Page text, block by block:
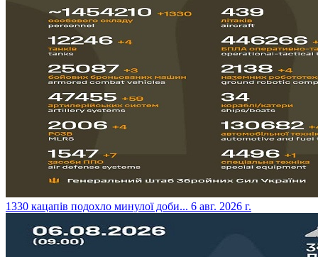
​1330 кацапів подохло минулої доби... 6 авг. 2026 г.